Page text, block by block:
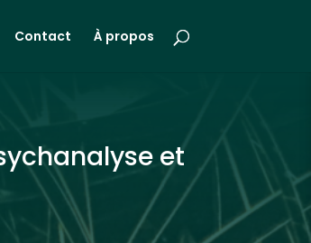
Contact À propos
et